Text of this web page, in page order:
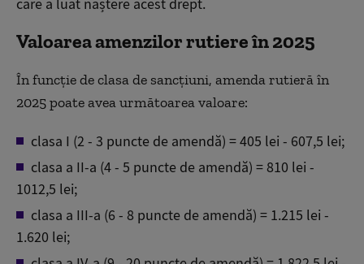
Valoarea amenzilor rutiere în 2025
În funcție de clasa de sancțiuni, amenda rutieră în
2025 poate avea următoarea valoare:
clasa I (2 - 3 puncte de amendă) = 405 lei - 607,5 lei;
clasa a II-a (4 - 5 puncte de amendă) = 810 lei -
1012,5 lei;
clasa a III-a (6 - 8 puncte de amendă) = 1.215 lei -
1.620 lei;